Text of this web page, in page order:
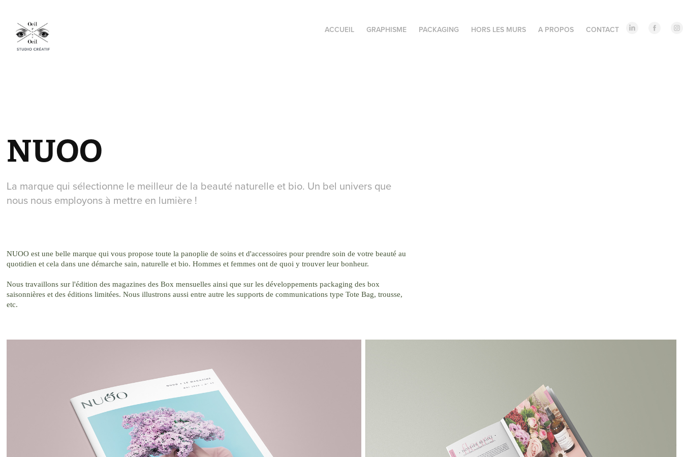
ACCUEIL GRAPHISME PACKAGING HORS LES MURS A PROPOS CONTACT
NUOO
La marque qui sélectionne le meilleur de la beauté naturelle et bio. Un bel univers que
NUOO est une belle marque qui vous propose toute la panoplie de soins et d'accessoires pour prendre soin de votre beauté au
quotidien et cela dans une démarche sain, naturelle et bio. Hommes et femmes ont de quoi y trouver leur bonheur.
Nous travaillons sur l'édition des magazines des Box mensuelles ainsi que sur les développements packaging des box
saisonnières et des éditions limitées. Nous illustrons aussi entre autre les supports de communications type Tote Bag, trousse,
etc.